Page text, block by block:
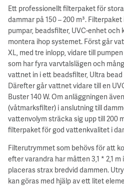
Ett professionellt filterpaket för
dammar på 150 – 200 m³.
pumpar, beadsfilter, UVC-enhet
montera ihop systemet. Först går
XL, med tre inlopp, vidare till
som har fyra varvtalslägen och
vattnet in i ett beadsfilter, Ultra
Därefter går vattnet vidare till en
Buster 140 W. Om anläggningen
(våtmarksfilter) i anslutning till
vattenvolym sträcka sig upp till 200
filterpaket för god vattenkvalitet i
Filterutrymmet som behövs för att
efter varandra har måtten 3,1 * 2,1
placeras strax bredvid dammen.
kan göras med hjälp av ett litet